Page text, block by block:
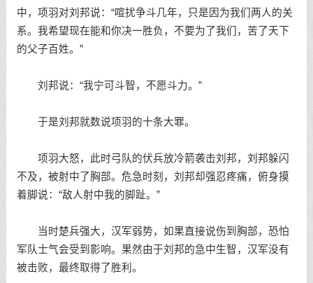
中，项羽对刘邦说：“喧扰争斗几年，只是因为我们两人的关
系。我希望现在能和你决一胜负，不要为了我们，苦了天下
的父子百姓。”
刘邦说：“我宁可斗智，不愿斗力。”
于是刘邦就数说项羽的十条大罪。
项羽大怒，此时弓队的伏兵放冷箭袭击刘邦，刘邦躲闪
不及，被射中了胸部。危急时刻，刘邦却强忍疼痛，俯身摸
着脚说：“敌人射中我的脚趾。”
当时楚兵强大，汉军弱势，如果直接说伤到胸部，恐怕
军队士气会受到影响。果然由于刘邦的急中生智，汉军没有
被击败，最终取得了胜利。